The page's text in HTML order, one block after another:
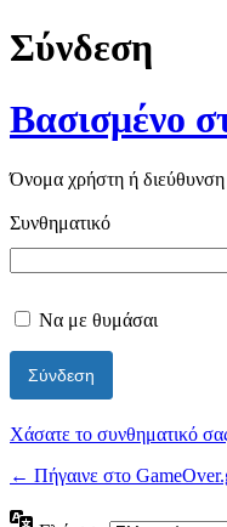
Σύνδεση
Βασισμένο
Όνομα χρήστη ή
Συνθηματικό
Να με θυμάσαι
Χάσατε το συνθηματικό
← Πήγαινε στο